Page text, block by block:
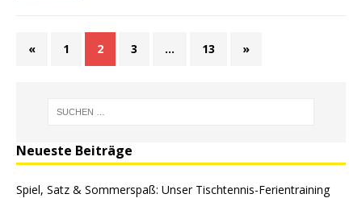
« 1 2 3 … 13 »
Neueste Beiträge
Spiel, Satz & Sommerspaß: Unser Tischtennis-Ferientraining